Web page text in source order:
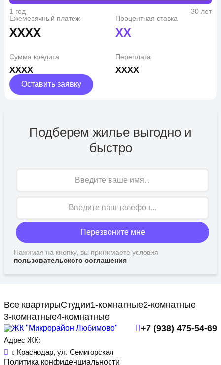
1 год
30 лет
Ежемесячный платеж
XXXX
Процентная ставка
XX
Сумма кредита
XXXX
Переплата
XXXX
Оставить заявку
Подберем жилье выгодно и
быстро
Перезвоните мне
Нажимая на кнопку, вы принимаете условия
пользовательского соглашения
Все квартирыСтудии1-комнатные2-комнатные
3-комнатные4-комнатные
Адрес ЖК:
г. Краснодар, ул. Семигорская
+7 (938) 475-54-69
Политика конфиденциальности